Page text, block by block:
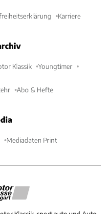
Karriere
Klassik Youngtimer
Abo & Hefte
Mediadaten Print